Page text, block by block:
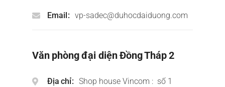
Email vp-sadec@duhocdaiduong.com
Văn phòng đại diện Đồng Tháp 2
Địa chỉ
Shop house Vincom : số 1